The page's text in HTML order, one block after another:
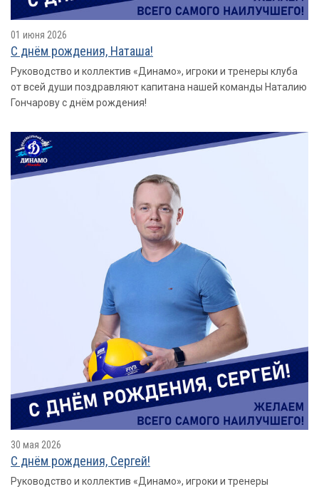
01 июня 2026
С днём рождения, Наташа!
Руководство и коллектив «Динамо», игроки и тренеры клуба
от всей души поздравляют капитана нашей команды Наталию
Гончарову с днём рождения!
30 мая 2026
С днëм рождения, Сергей!
Руководство и коллектив «Динамо», игроки и тренеры